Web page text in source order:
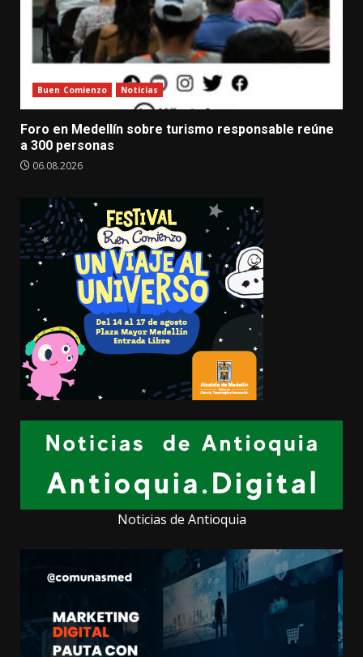
Buen Comienzo Noticias
Foro en Medellín sobre turismo responsable reúne
a 300 personas
06.08.2026
Noticias de Antioquia